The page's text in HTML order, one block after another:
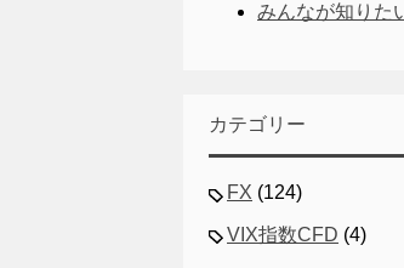
みんなが知りた
カテゴリー
FX (124)
VIX指数CFD (4)